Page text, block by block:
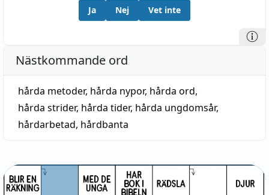
Ja Nej Vet inte
Nästkommande ord
hårda metoder, hårda nypor, hårda ord,
hårda strider, hårda tider, hårda ungdomsår,
hårdarbetad, hårdbanta